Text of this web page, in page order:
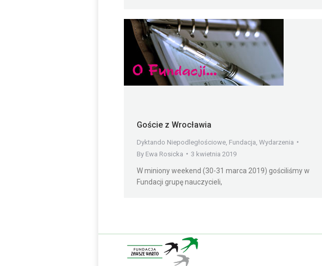
Goście z Wrocławia
Dyktando Niepodległościowe Fundacja Wydarzenia
By Ewa Rosicka 3 kwietnia 2019
W miniony weekend (30-31 marca 2019) gościliśmy w
Fundacji grupę nauczycieli,